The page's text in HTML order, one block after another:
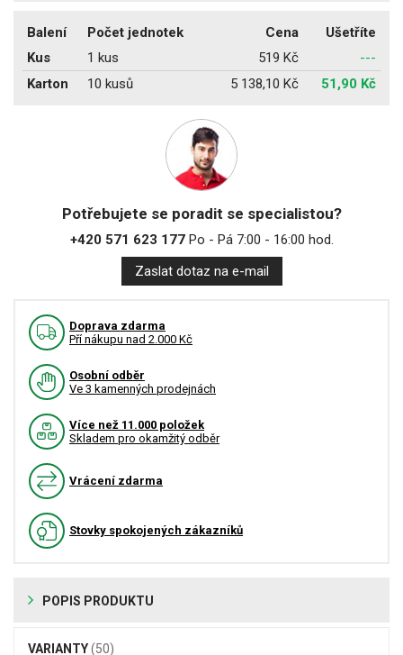
Balení Počet jednotek Cena
Ušetříte
Kus
1 kus 519 Kč
---
Karton
10 kusů 5 138,10 Kč 51,90 Kč
Potřebujete se poradit se specialistou?
+420 571 623 177Po - Pá 7:00 - 16:00 hod.
Zaslat dotaz na e-mail
Doprava zdarma
Pří nákupu nad 2.000 Kč
Osobní odběr
Ve 3 kamenných prodejnách
Více než 11.000 položek
Skladem pro okamžitý odběr
Vrácení zdarma
Stovky spokojených zákazníků
POPIS PRODUKTU
VARIANTY(50)